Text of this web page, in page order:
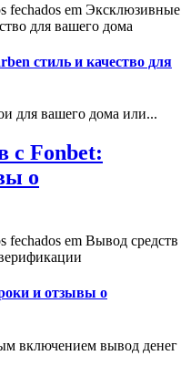
fechados em Эксклюзивные
для вашего дома
стиль и качество для
для вашего дома или...
с Fonbet:
о
fechados em Вывод средств
и отзывы о
включением вывод денег